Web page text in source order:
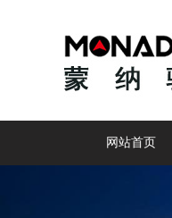
网站首页